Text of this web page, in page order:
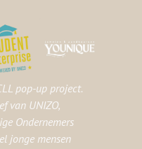
pop-up project.
van UNIZO,
Ondernemers
jonge mensen